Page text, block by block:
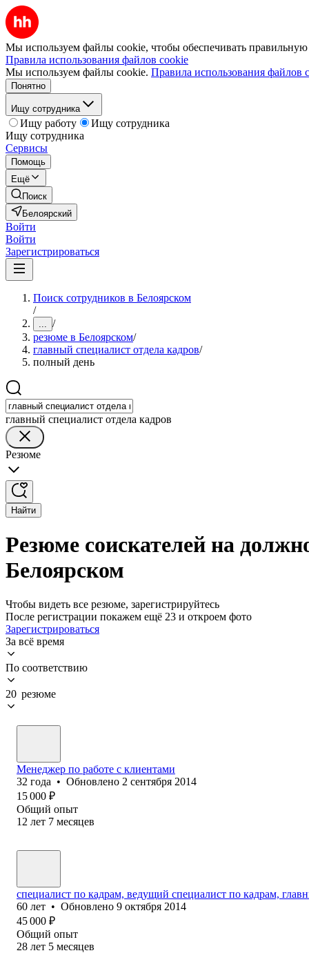
Мы используем файлы cookie, чтобы обеспечивать правильную
Правила использования файлов cookie
Мы используем файлы cookie. Правила использования файлов
Понятно
Ищу сотрудника
Ищу работу
Ищу сотрудника
Ищу сотрудника
Сервисы
Помощь
Ещё
Поиск
Белоярский
Войти
Войти
Зарегистрироваться
Поиск сотрудников в Белоярском
/
... /
резюме в Белоярском/
главный специалист отдела кадров/
полный день
главный специалист отдела кадров
Резюме
Найти
Резюме соискателей на
Белоярском
Чтобы видеть все резюме, зарегистрируйтесь
После регистрации покажем ещё 23 и откроем фото
Зарегистрироваться
За всё время
По соответствию
20 резюме
Менеджер по работе с клиентами
32 года • Обновлено 2 сентября 2014
15 000 ₽
Общий опыт
12 лет 7 месяцев
специалист по кадрам, ведущий специалист по кадрам,
60 лет • Обновлено 9 октября 2014
45 000 ₽
Общий опыт
28 лет 5 месяцев